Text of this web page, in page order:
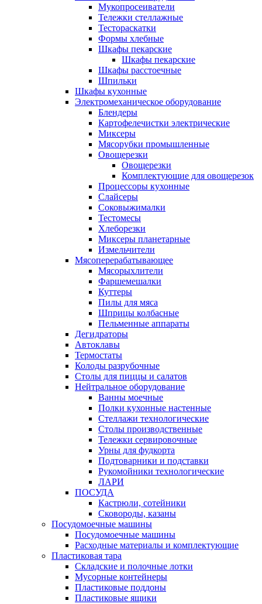
Мукопросеиватели
Тележки стеллажные
Тестораскатки
Формы хлебные
Шкафы пекарские
Шкафы пекарские
Шкафы расстоечные
Шпильки
Шкафы кухонные
Электромеханическое оборудование
Блендеры
Картофелечистки электрические
Миксеры
Мясорубки промышленные
Овощерезки
Овощерезки
Комплектующие для овощерезок
Процессоры кухонные
Слайсеры
Соковыжималки
Тестомесы
Хлеборезки
Миксеры планетарные
Измельчители
Мясоперерабатывающее
Мясорыхлители
Фаршемешалки
Куттеры
Пилы для мяса
Шприцы колбасные
Пельменные аппараты
Дегидраторы
Автоклавы
Термостаты
Колоды разрубочные
Столы для пиццы и салатов
Нейтральное оборудование
Ванны моечные
Полки кухонные настенные
Стеллажи технологические
Столы производственные
Тележки сервировочные
Урны для фудкорта
Подтоварники и подставки
Рукомойники технологические
ЛАРИ
ПОСУДА
Кастрюли, сотейники
Сковороды, казаны
Посудомоечные машины
Посудомоечные машины
Расходные материалы и комплектующие
Пластиковая тара
Складские и полочные лотки
Мусорные контейнеры
Пластиковые поддоны
Пластиковые ящики